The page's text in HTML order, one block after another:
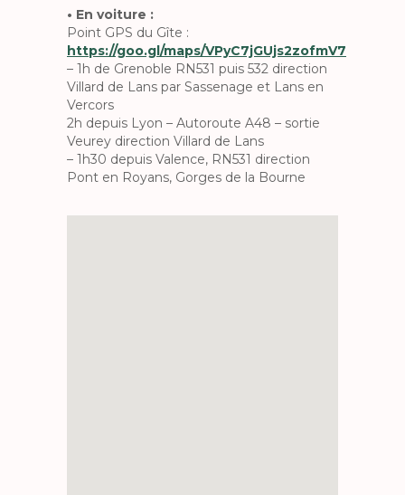
• En voiture :
Point GPS du Gîte :
https://goo.gl/maps/VPyC7jGUjs2zofmV7
– 1h de Grenoble RN531 puis 532 direction
Villard de Lans par Sassenage et Lans en
Vercors
2h depuis Lyon – Autoroute A48 – sortie
Veurey direction Villard de Lans
– 1h30 depuis Valence, RN531 direction
Pont en Royans, Gorges de la Bourne